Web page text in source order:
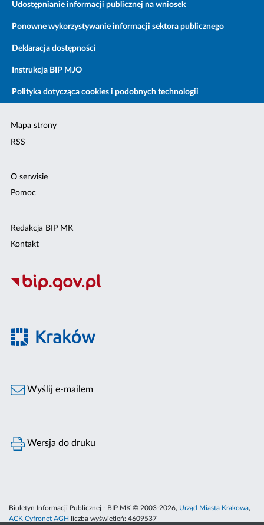
Udostępnianie informacji publicznej na wniosek
Ponowne wykorzystywanie informacji sektora publicznego
Deklaracja dostępności
Instrukcja BIP MJO
Polityka dotycząca cookies i podobnych technologii
Mapa strony
RSS
O serwisie
Pomoc
Redakcja BIP MK
Kontakt
Wyślij e-mailem
Wersja do druku
Biuletyn Informacji Publicznej - BIP MK © 2003-2026, Urząd Miasta Krakowa,
ACK Cyfronet AGH
liczba wyświetleń: 4609537